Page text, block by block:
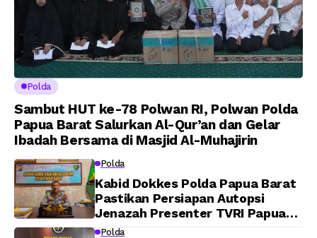
Polda
Sambut HUT ke-78 Polwan RI, Polwan Polda
Papua Barat Salurkan Al-Qur’an dan Gelar
Ibadah Bersama di Masjid Al-Muhajirin
Polda
Kabid Dokkes Polda Papua Barat
Pastikan Persiapan Autopsi
Jenazah Presenter TVRI Papua
Barat Yanto Idorway Telah
Polda